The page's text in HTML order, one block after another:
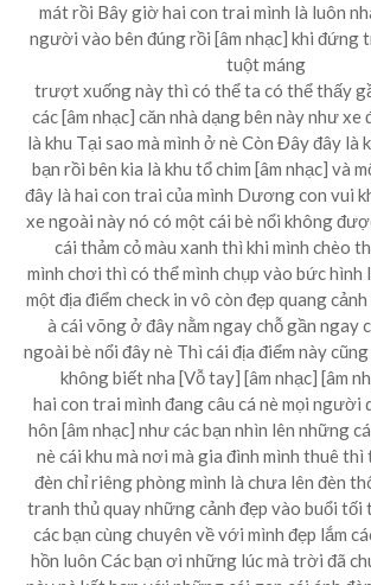
mát rồi Bây giờ hai con trai mình là luôn
người vào bên đúng rồi [âm nhạc] khi đứng
tuột máng
trượt xuống này thì có thể ta có thể thấy
các [âm nhạc] căn nhà dạng bên này như xe
là khu Tại sao mà mình ở nè Còn Đây đây là
bạn rồi bên kia là khu tổ chim [âm nhạc] và
đây là hai con trai của mình Dương con vui
xe ngoài này nó có một cái bè nổi không
cái thảm cỏ màu xanh thì khi mình chèo
mình chơi thì có thể mình chụp vào bức hình
một địa điểm check in vô còn đẹp quang
à cái võng ở đây nằm ngay chỗ gần ngay
ngoài bè nổi đây nè Thì cái địa điểm này
không biết nha [Vỗ tay] [âm nhạc] [âm
hai con trai mình đang câu cá nè mọi người
hôn [âm nhạc] như các bạn nhìn lên những
nè cái khu mà nơi mà gia đình mình thuê thì
đèn chỉ riêng phòng mình là chưa lên đèn
tranh thủ quay những cảnh đẹp vào buổi tối
các bạn cùng chuyên về với mình đẹp lắm
hồn luôn Các bạn ơi những lúc mà trời đã